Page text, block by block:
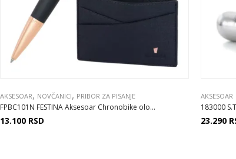
AKSESOAR, NOVČANICI, PRIBOR ZA PISANJE
FPBC101N FESTINA Aksesoar Chronobike olo...
13.100 RSD
AKSESOAR
183000
23.290